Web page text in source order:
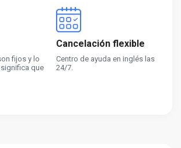
fijos y lo
que
Cancelación flexible
Centro de ayuda en inglés las
24/7.